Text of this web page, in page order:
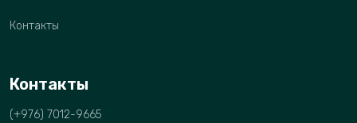
Контакты
Контакты
(+976) 7012-9665